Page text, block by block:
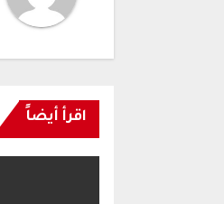
اقرأ أيضاً